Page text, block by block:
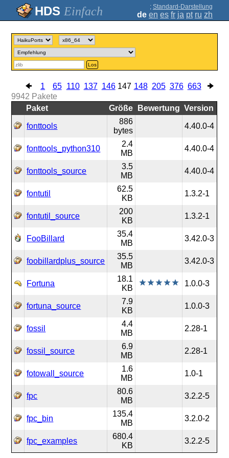
Einfach ; Standard-Darstellung
de en es fr ja pt ru zh
Los
1 65 110 137 146 147 148 205 376 663
9942 Pakete
Paket
Größe Bewertung Version
fonttools
886
bytes
4.40.0-4
fonttools_python310
2.4
MB
4.40.0-4
fonttools_source
3.5
MB
4.40.0-4
fontutil
62.5
KB
1.3.2-1
fontutil_source
200
KB
1.3.2-1
FooBillard
35.4
MB
3.42.0-3
foobillardplus_source
35.5
MB
3.42.0-3
Fortuna
18.1
KB
1.0.0-3
fortuna_source
7.9
KB
1.0.0-3
fossil
4.4
MB
2.28-1
fossil_source
6.9
MB
2.28-1
fotowall_source
1.6
MB
1.0-1
fpc
80.6
MB
3.2.2-5
fpc_bin
135.4
MB
3.2.0-2
fpc_examples
680.4
KB
3.2.2-5